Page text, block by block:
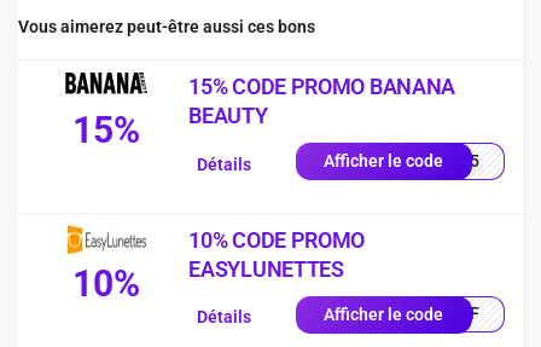
Vous aimerez peut-être aussi ces bons
15%
15% CODE PROMO BANANA
BEAUTY
Afficher le codeNA15
Détails
10%
10% CODE PROMO
EASYLUNETTES
Afficher le code0OFF
Détails